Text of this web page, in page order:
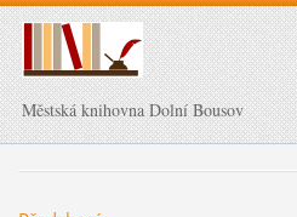
Městská knihovna Dolní Bousov